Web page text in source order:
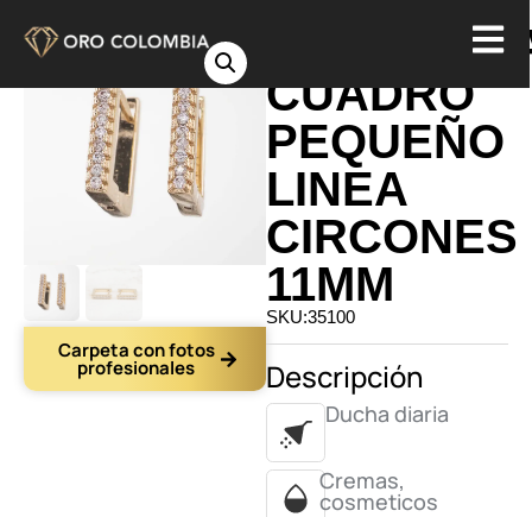
Carpeta con fotos
profesionales
CUADRO
PEQUEÑO
LINEA
CIRCONES
11MM
SKU:35100
Descripción
Ducha diaria
Cremas,
cosmeticos